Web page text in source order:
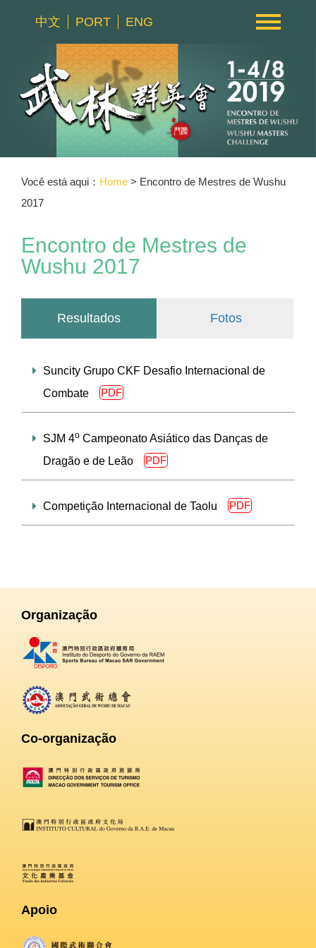
中文 PORT ENG
Você está aqui： Home > Encontro de Mestres de Wushu
2017
Encontro de Mestres de
Wushu 2017
Resultados Fotos
Suncity Grupo CKF Desafio Internacional de
Combate
PDF
SJM 4o Campeonato Asiático das Danças de
Dragão e de Leão
PDF
Competição Internacional de Taolu PDF
Organização
Co-organização
Apoio